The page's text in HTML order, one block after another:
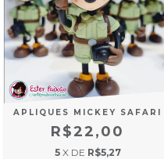
APLIQUES MICKEY SAFARI
R$22,00
5 X DE R$5,27